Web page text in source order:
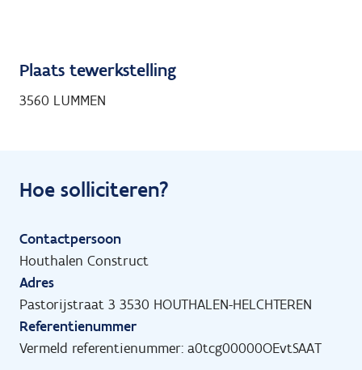
Plaats tewerkstelling
3560 LUMMEN
Hoe solliciteren?
Contactpersoon
Houthalen Construct
Adres
Pastorijstraat 3 3530 HOUTHALEN-HELCHTEREN
Referentienummer
Vermeld referentienummer: a0tcg00000OEvtSAAT